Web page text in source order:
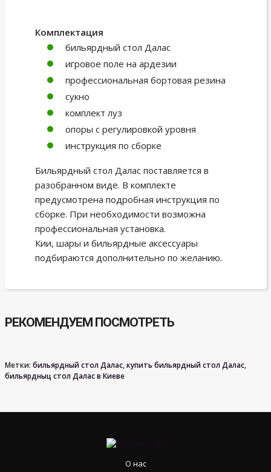
Комплектация
бильярдный стол Далас
игровое поле на ардезии
профессиональная бортовая резина
сукно
комплект луз
опоры с регулировкой уровня
инструкция по сборке
Бильярдный стол Далас поставляется в
разобранном виде. В комплекте
предусмотрена подробная инструкция по
сборке. При необходимости возможна
профессиональная установка.
Кии, шары и бильярдные аксессуары
подбираются дополнительно по желанию.
РЕКОМЕНДУЕМ ПОСМОТРЕТЬ
Метки: бильярдный стол Далас,купить бильярдный стол Далас,
бильярдныц стол Далас в Киеве
О нас